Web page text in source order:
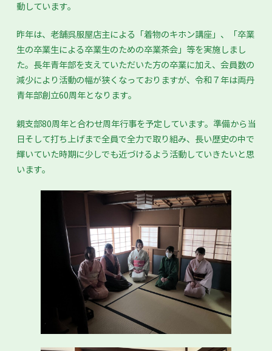
動しています。
昨年は、老舗呉服屋店主による「着物のキホン講座」、「卒業
生の卒業生による卒業生のための卒業茶会」等を実施しまし
た。長年青年部を支えていただいた方の卒業に加え、会員数の
減少により活動の幅が狭くなっておりますが、令和７年は両丹
青年部創立60周年となります。
親支部80周年と合わせ周年行事を予定しています。準備から当
日そして打ち上げまで全員で全力で取り組み、長い歴史の中で
輝いていた時期に少しでも近づけるよう活動していきたいと思
います。